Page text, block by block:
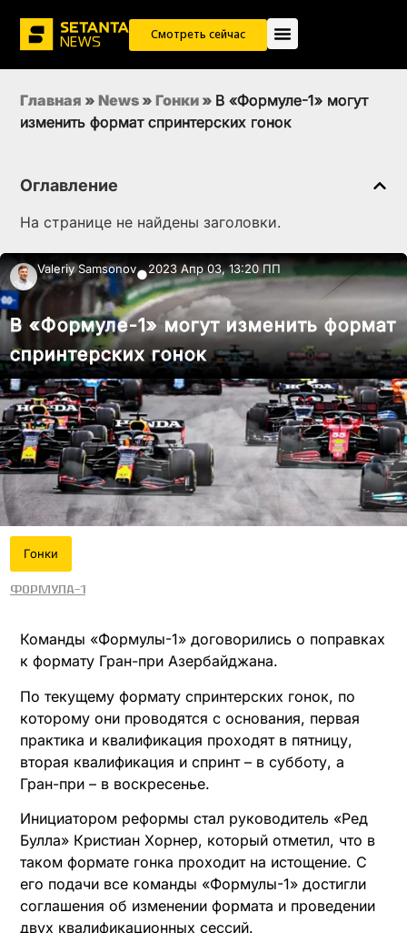
Смотреть сейчас
Главная » News » Гонки » В «Формуле-1» могут
изменить формат спринтерских гонок
Оглавление
На странице не найдены заголовки.
Valeriy Samsonov●2023 Апр 03, 13:20 ПП
В «Формуле-1» могут изменить формат
спринтерских гонок
Гонки
Формула-1
Команды «Формулы-1» договорились о поправках
к формату Гран-при Азербайджана.
По текущему формату спринтерских гонок, по
которому они проводятся с основания, первая
практика и квалификация проходят в пятницу,
вторая квалификация и спринт – в субботу, а
Гран-при – в воскресенье.
Инициатором реформы стал руководитель «Ред
Булла» Кристиан Хорнер, который отметил, что в
таком формате гонка проходит на истощение. С
его подачи все команды «Формулы-1» достигли
соглашения об изменении формата и проведении
двух квалификационных сессий.